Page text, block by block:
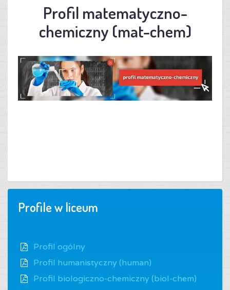
Profil matematyczno-
chemiczny (mat-chem)
Profile w liceum
Profil ogólny
Profil humanistyczny (human)
Profil biologiczno-chemiczny (biol-chem)